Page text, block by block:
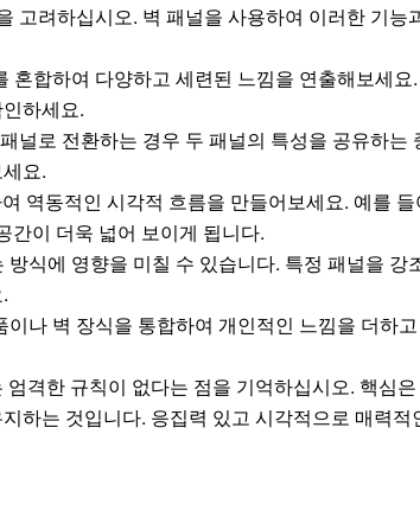
고려하십시오. 벽 패널을 사용하여 이러한 기능
혼합하여 다양하고 세련된 느낌을 연출해보세
하세요.
널로 전환하는 경우 두 패널의 특성을 공유하는
요.
역동적인 시각적 흐름을 만들어보세요. 예를
간이 더욱 넓어 보이게 됩니다.
방식에 영향을 미칠 수 있습니다. 특정 패널을 강
이나 벽 장식을 통합하여 개인적인 느낌을 더하
격한 규칙이 없다는 점을 기억하십시오. 핵심
하는 것입니다. 응집력 있고 시각적으로 매력적